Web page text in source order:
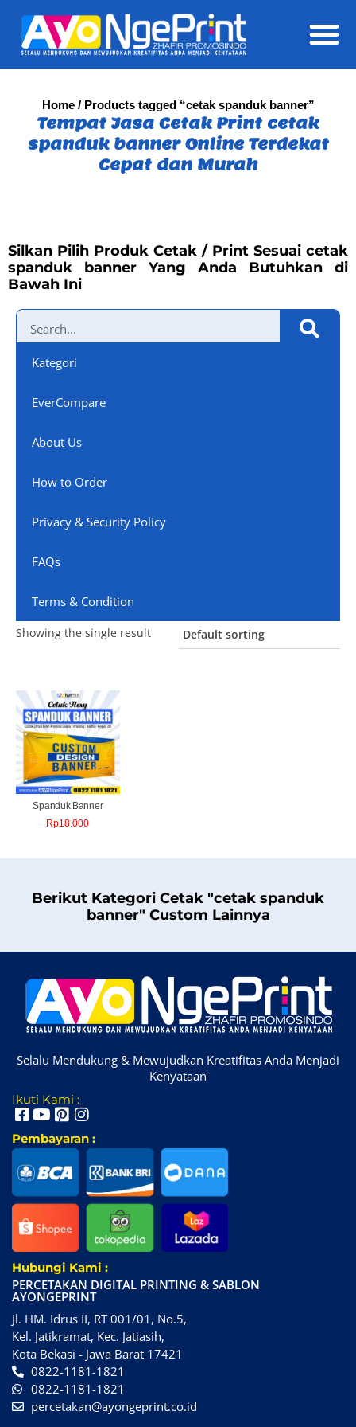
Home/ Products tagged “cetak spanduk banner”
Tempat Jasa Cetak Print cetak
spanduk banner Online Terdekat
Cepat dan Murah
Silkan Pilih Produk Cetak / Print Sesuai cetak
spanduk banner Yang Anda Butuhkan di
Bawah Ini
Kategori
EverCompare
About Us
How to Order
Privacy & Security Policy
FAQs
Terms & Condition
Showing the single result
Spanduk Banner
Rp18.000
Berikut Kategori Cetak "cetak spanduk
banner" Custom Lainnya
Selalu Mendukung & Mewujudkan Kreatifitas Anda Menjadi
Kenyataan
Ikuti Kami :
Pembayaran :
Hubungi Kami :
PERCETAKAN DIGITAL PRINTING & SABLON
AYONGEPRINT
Jl. HM. Idrus II, RT 001/01, No.5,
Kel. Jatikramat, Kec. Jatiasih,
Kota Bekasi - Jawa Barat 17421
0822-1181-1821
0822-1181-1821
percetakan@ayongeprint.co.id